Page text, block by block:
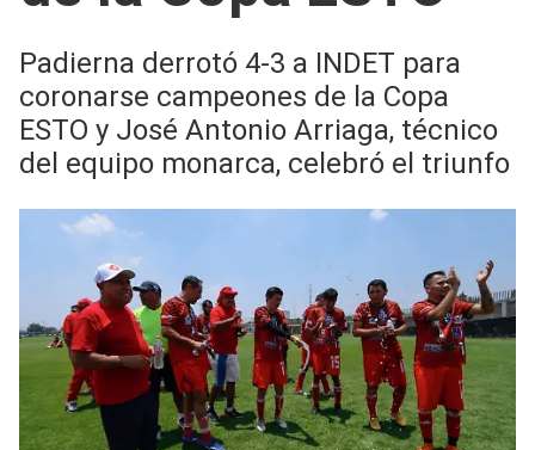
Padierna derrotó 4-3 a INDET para
coronarse campeones de la Copa
ESTO y José Antonio Arriaga, técnico
del equipo monarca, celebró el triunfo